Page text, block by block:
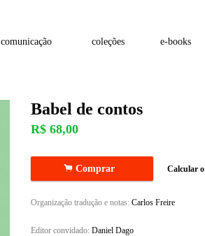
comunicação coleções e-books
Babel de contos
R$ 68,00
. Comprar Calcular
Organização tradução e notas: Carlos Freire
Editor convidado: Daniel Dago